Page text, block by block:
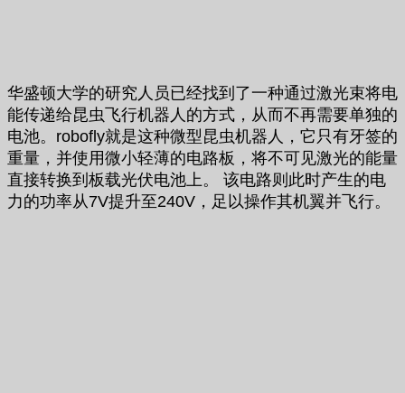
华盛顿大学的研究人员已经找到了一种通过激光束将电
能传递给昆虫飞行机器人的方式，从而不再需要单独的
电池。robofly就是这种微型昆虫机器人，它只有牙签的
重量，并使用微小轻薄的电路板，将不可见激光的能量
直接转换到板载光伏电池上。 该电路则此时产生的电
力的功率从7V提升至240V，足以操作其机翼并飞行。